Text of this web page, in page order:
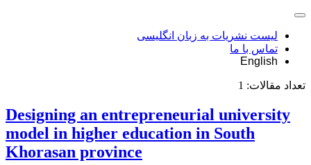
لیست نشریات به زبان انگلیسی
تماس با ما
English
تعداد مقالات: 1
Designing an entrepreneurial university
model in higher education in South
Khorasan province